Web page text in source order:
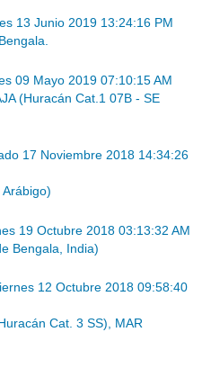
13 Junio 2019 13:24:16 PM
09 Mayo 2019 07:10:15 AM
(Huracán Cat.1 07B - SE
17 Noviembre 2018 14:34:26
19 Octubre 2018 03:13:32 AM
Bengala, India)
12 Octubre 2018 09:58:40
Cat. 3 SS), MAR